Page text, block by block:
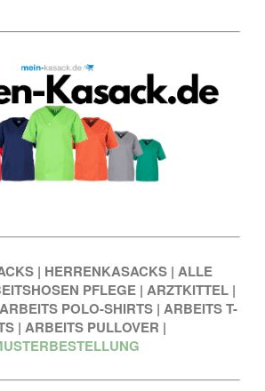
| HERRENKASACKS | ALLE
PFLEGE | ARZTKITTEL |
ARBEITS POLO-SHIRTS | ARBEITS T-
| ARBEITS PULLOVER |